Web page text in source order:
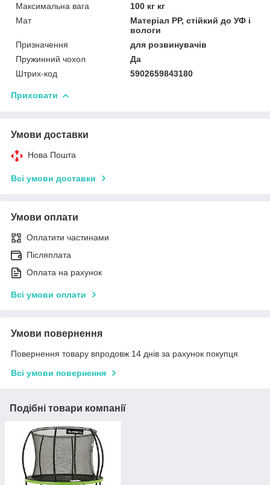
Максимальна вага
100 кг кг
Мат
Матеріал РР, стійкий до УФ і
вологи
Призначення
для розвинувачів
Пружинний чохол
Да
Штрих-код
5902659843180
Приховати
Умови доставки
Нова Пошта
Всі умови доставки
Умови оплати
Оплатити частинами
Післяплата
Оплата на рахунок
Всі умови оплати
Умови повернення
Повернення товару впродовж 14 днів за рахунок покупця
Всі умови повернення
Подібні товари компанії